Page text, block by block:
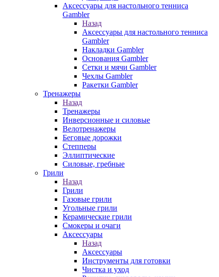
Аксессуары для настольного тенниса
Gambler
Назад
Аксессуары для настольного тенниса
Gambler
Накладки Gambler
Основания Gambler
Сетки и мячи Gambler
Чехлы Gambler
Ракетки Gambler
Тренажеры
Назад
Тренажеры
Инверсионные и силовые
Велотренажеры
Беговые дорожки
Степперы
Эллиптические
Силовые, гребные
Грили
Назад
Грили
Газовые грили
Угольные грили
Керамические грили
Смокеры и очаги
Аксессуары
Назад
Аксессуары
Инструменты для готовки
Чистка и уход